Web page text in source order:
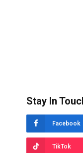
Stay In
Facebook
TikTok